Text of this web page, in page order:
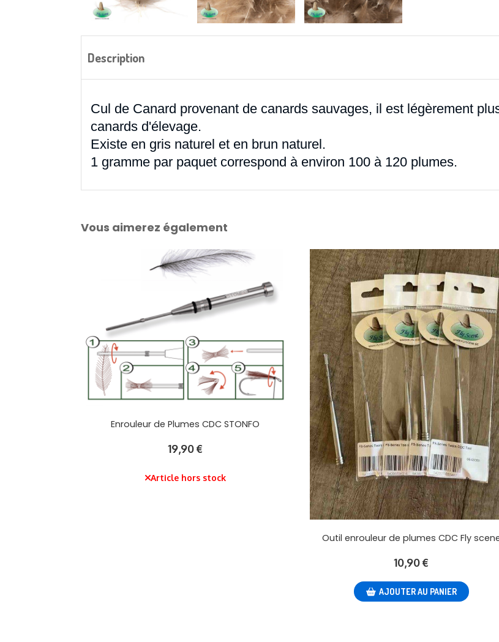
Description
Cul de Canard provenant de canards sauvages, il est légèrement
canards d'élevage.
Existe en gris naturel et en brun naturel.
1 gramme par paquet correspond à environ 100 à 120 plumes.
Vous aimerez également
Enrouleur de Plumes CDC STONFO
19,90€
Article hors stock
Outil enrouleur de plumes CDC Fly
10,90€
AJOUTER AU PANIER